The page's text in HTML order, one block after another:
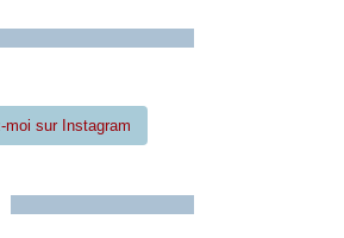
moi sur Instagram